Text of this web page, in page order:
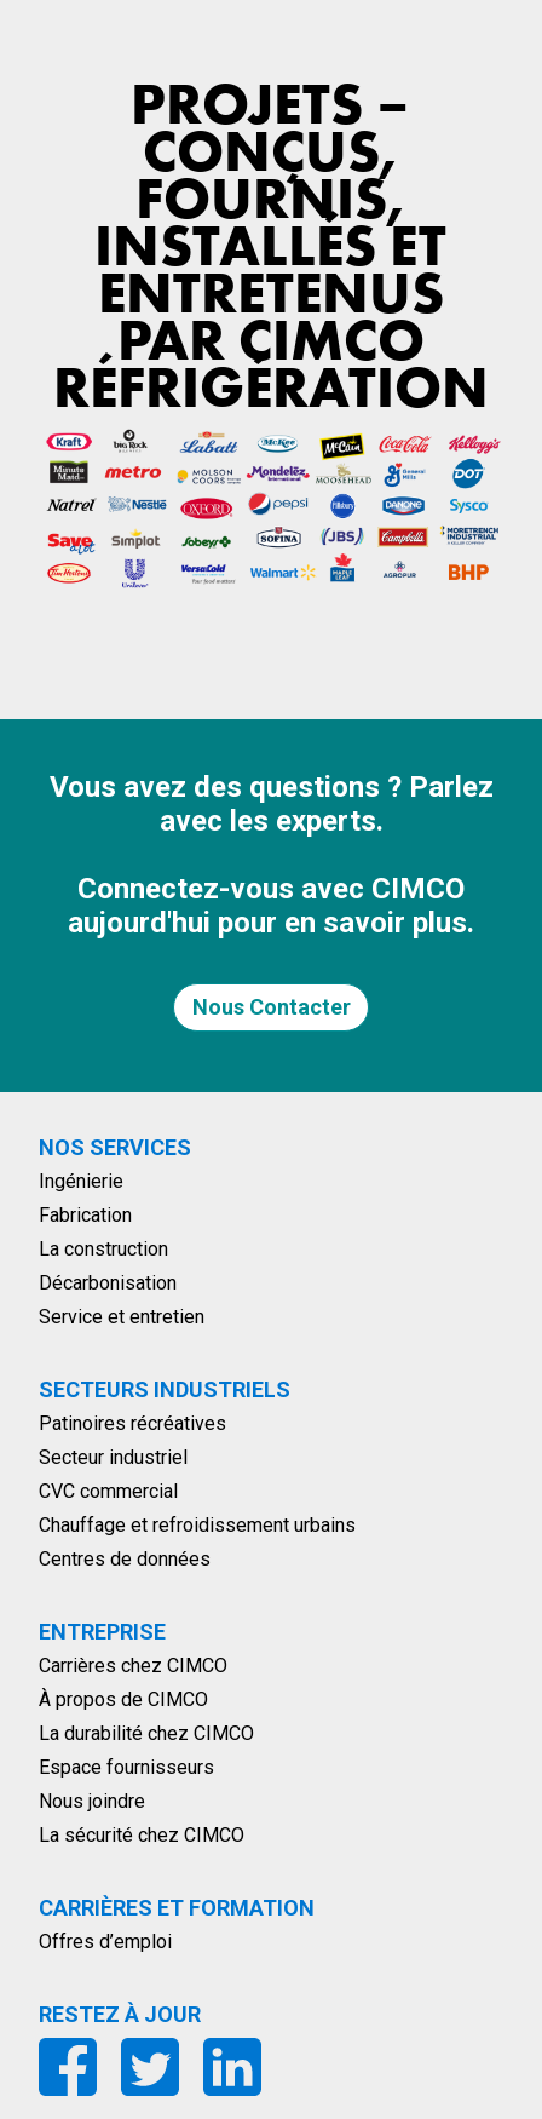
PROJETS –
CONÇUS,
FOURNIS,
INSTALLÉS ET
ENTRETENUS
PAR CIMCO
RÉFRIGÉRATION
Vous avez des questions ? Parlez
avec les experts.
Connectez-vous avec CIMCO
aujourd'hui pour en savoir plus.
Nous Contacter
NOS SERVICES
Ingénierie
Fabrication
La construction
Décarbonisation
Service et entretien
SECTEURS INDUSTRIELS
Patinoires récréatives
Secteur industriel
CVC commercial
Chauffage et refroidissement urbains
Centres de données
ENTREPRISE
Carrières chez CIMCO
À propos de CIMCO
La durabilité chez CIMCO
Espace fournisseurs
Nous joindre
La sécurité chez CIMCO
CARRIÈRES ET FORMATION
Offres d’emploi
RESTEZ À JOUR